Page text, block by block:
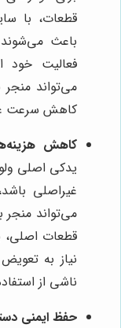
قطعات، با
باعث می‌شوند
فعالیت خود
می‌تواند
کاهش سرعت
کاهش
یدکی اصلی
غیراصلی
می‌تواند
قطعات اصلی،
نیاز به
ناشی از
حفظ ایمنی